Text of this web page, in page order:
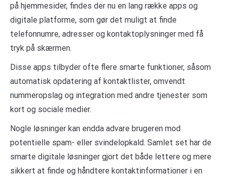
på hjemmesider, findes der nu en lang række apps og
digitale platforme, som gør det muligt at finde
telefonnumre, adresser og kontaktoplysninger med få
tryk på skærmen.
Disse apps tilbyder ofte flere smarte funktioner, såsom
automatisk opdatering af kontaktlister, omvendt
nummeropslag og integration med andre tjenester som
kort og sociale medier.
Nogle løsninger kan endda advare brugeren mod
potentielle spam- eller svindelopkald. Samlet set har de
smarte digitale løsninger gjort det både lettere og mere
sikkert at finde og håndtere kontaktinformationer i en